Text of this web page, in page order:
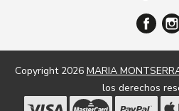
Copyright 2026 MARIA
los derechos